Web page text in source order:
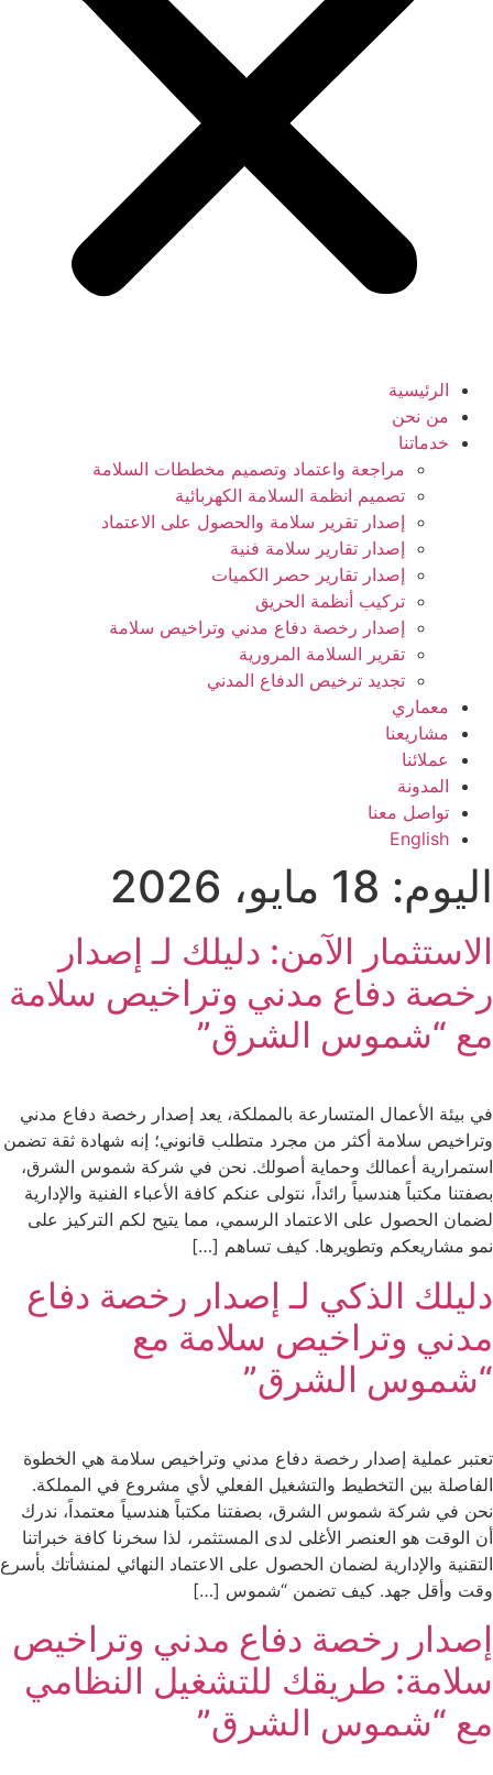
الرئيسية
من نحن
خدماتنا
مراجعة واعتماد وتصميم مخططات السلامة
تصميم انظمة السلامة الكهربائية
إصدار تقرير سلامة والحصول على الاعتماد
إصدار تقارير سلامة فنية
إصدار تقارير حصر الكميات
تركيب أنظمة الحريق
إصدار رخصة دفاع مدني وتراخيص سلامة
تقرير السلامة المرورية
تجديد ترخيص الدفاع المدني
معماري
مشاريعنا
عملائنا
المدونة
تواصل معنا
English
اليوم: 18 مايو، 2026
الاستثمار الآمن: دليلك لـ إصدار
رخصة دفاع مدني وتراخيص سلامة
مع “شموس الشرق”
في بيئة الأعمال المتسارعة بالمملكة، يعد إصدار رخصة دفاع مدني
وتراخيص سلامة أكثر من مجرد متطلب قانوني؛ إنه شهادة ثقة تضمن
استمرارية أعمالك وحماية أصولك. نحن في شركة شموس الشرق،
بصفتنا مكتباً هندسياً رائداً، نتولى عنكم كافة الأعباء الفنية والإدارية
لضمان الحصول على الاعتماد الرسمي، مما يتيح لكم التركيز على
نمو مشاريعكم وتطويرها. كيف تساهم […]
دليلك الذكي لـ إصدار رخصة دفاع
مدني وتراخيص سلامة مع
“شموس الشرق”
تعتبر عملية إصدار رخصة دفاع مدني وتراخيص سلامة هي الخطوة
الفاصلة بين التخطيط والتشغيل الفعلي لأي مشروع في المملكة.
نحن في شركة شموس الشرق، بصفتنا مكتباً هندسياً معتمداً، ندرك
أن الوقت هو العنصر الأغلى لدى المستثمر، لذا سخرنا كافة خبراتنا
التقنية والإدارية لضمان الحصول على الاعتماد النهائي لمنشأتك بأسرع
وقت وأقل جهد. كيف تضمن “شموس […]
إصدار رخصة دفاع مدني وتراخيص
سلامة: طريقك للتشغيل النظامي
مع “شموس الشرق”